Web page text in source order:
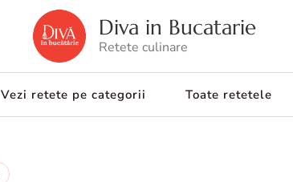
Diva in Bucatarie
Retete culinare
Vezi retete pe categorii Toate retetele